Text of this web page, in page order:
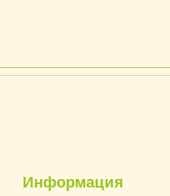
Информация